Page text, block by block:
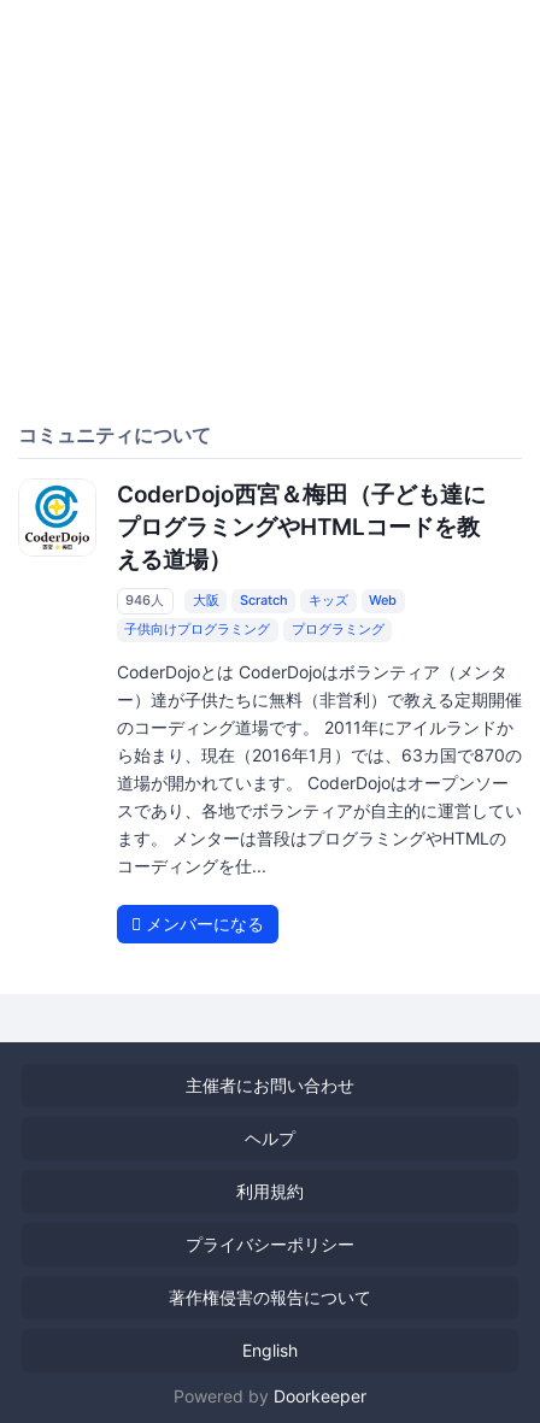
コミュニティについて
CoderDojo西宮＆梅田（子ども達に
プログラミングやHTMLコードを教
える道場）
946人 大阪 Scratch キッズ
Web
子供向けプログラミング
プログラミング
CoderDojoとは CoderDojoはボランティア（メンタ
ー）達が子供たちに無料（非営利）で教える定期開催
のコーディング道場です。 2011年にアイルランドか
ら始まり、現在（2016年1月）では、63カ国で870の
道場が開かれています。 CoderDojoはオープンソー
スであり、各地でボランティアが自主的に運営してい
ます。 メンターは普段はプログラミングやHTMLの
コーディングを仕...
メンバーになる
主催者にお問い合わせ
ヘルプ
利用規約
プライバシーポリシー
著作権侵害の報告について
English
Powered by Doorkeeper